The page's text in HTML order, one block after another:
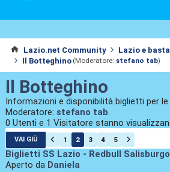
Lazio.net Community
Lazio e
Il Botteghino (Moderatore: stefano tab)
Il Botteghino
Informazioni e disponibilità biglietti per le
Moderatore: stefano tab.
0 Utenti e 1 Visitatore stanno
VAI GIÙ 1 2 3 4 5
Biglietti SS Lazio - Redbull Salisburgo
Aperto da Daniela